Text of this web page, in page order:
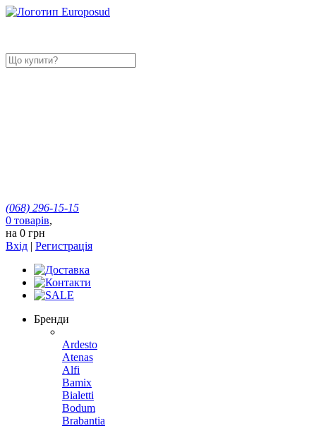
(068) 296-15-15
0 товарів,
на 0 грн
Вхід | Регистрація
Бренди
Ardesto
Atenas
Alfi
Bamix
Bialetti
Bodum
Brabantia